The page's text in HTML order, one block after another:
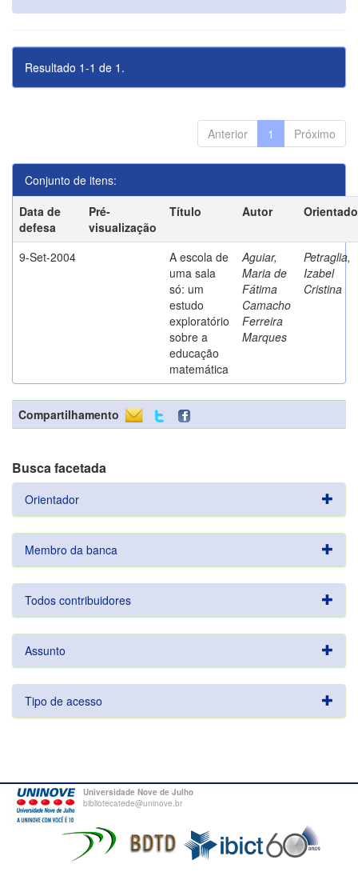
Resultado 1-1 de 1.
Anterior 1 Próximo
Conjunto de itens:
Data de
defesa
Pré-
visualização
Título Autor
9-Set-2004
A escola de
uma sala
só: um
estudo
exploratório
sobre a
educação
matemática
Aguiar,
Maria de
Fátima
Camacho
Ferreira
Marques
Petraglia,
Izabel
Cristina
Compartilhamento
Busca facetada
Orientador
Membro da banca
Todos contribuidores
Assunto
Tipo de acesso
Universidade Nove de Julho
bibliotecatede@uninove.br